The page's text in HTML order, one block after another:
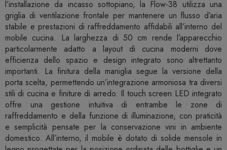
l’installazione da incasso sottopiano, la Flow-38 utilizza una
griglia di ventilazione frontale per mantenere un flusso d’aria
stabile e prestazioni di raffreddamento affidabili all’interno del
mobile cucina. La larghezza di 50 cm rende l’apparecchio
particolarmente adatto a layout di cucina moderni dove
efficienza dello spazio e design integrato sono altrettanto
importanti. La finitura della maniglia segue la versione della
porta scelta, permettendo un’integrazione armoniosa tra diversi
stili di cucina e finiture di arredo. Il touch screen LED integrato
offre una gestione intuitiva di entrambe le zone di
raffreddamento e della funzione di illuminazione, con praticità
e semplicità pensate per la conservazione vini in ambiente
domestico. All’interno, il mobile è dotato di solide mensole in